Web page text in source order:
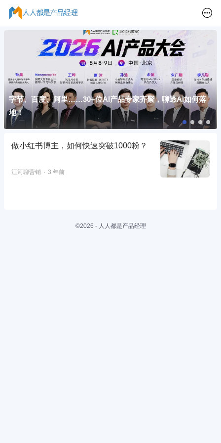
字节、百度、阿里……30+位AI产品专家齐聚，聊透AI如何落
地！
做小红书博主，如何快速突破1000粉？
江河聊营销 3 年前
©2026 - 人人都是产品经理